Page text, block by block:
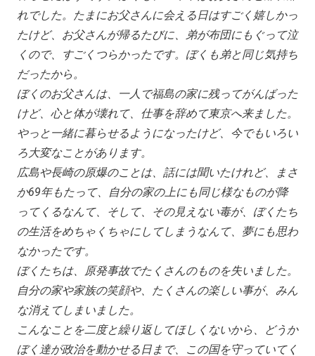
れでした。たまにお父さんに会える日はすごく嬉しかっ
たけど、お父さんが帰るたびに、弟が布団にもぐって泣
くので、すごくつらかったです。ぼくも弟と同じ気持ち
だったから。
ぼくのお父さんは、一人で福島の家に残ってがんばった
けど、心と体が壊れて、仕事を辞めて東京へ来ました。
やっと一緒に暮らせるようになったけど、今でもいろい
ろ大変なことがあります。
広島や長崎の原爆のことは、話には聞いたけれど、まさ
か69年もたって、自分の家の上にも同じ様なものが降
ってくるなんて、そして、その見えない毒が、ぼくたち
の生活をめちゃくちゃにしてしまうなんて、夢にも思わ
なかったです。
ぼくたちは、原発事故でたくさんのものを失いました。
自分の家や家族の笑顔や、たくさんの楽しい事が、みん
な消えてしまいました。
こんなことを二度と繰り返してほしくないから、どうか
ぼく達が政治を動かせる日まで、この国を守っていてく